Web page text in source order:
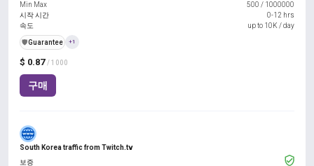
$ 0.87 / 1000
구매
Min Max
500 / 1000000
시작 시간
0-12 hrs
속도
up to 10K / day
️🛡️Guarantee +1
South Korea traffic from Twitch.tv
보증